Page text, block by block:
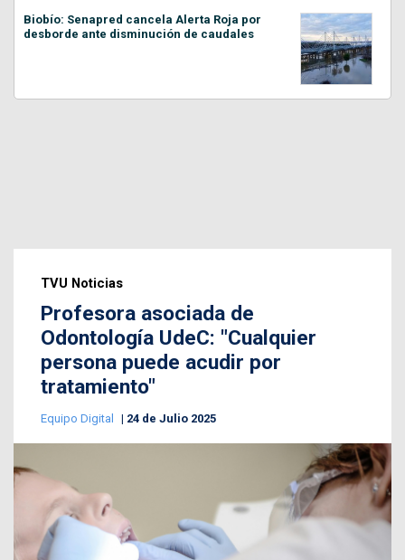
Biobío: Senapred cancela Alerta Roja por
desborde ante disminución de caudales
TVU Noticias
Profesora asociada de
Odontología UdeC: "Cualquier
persona puede acudir por
tratamiento"
Equipo Digital 24 de Julio 2025